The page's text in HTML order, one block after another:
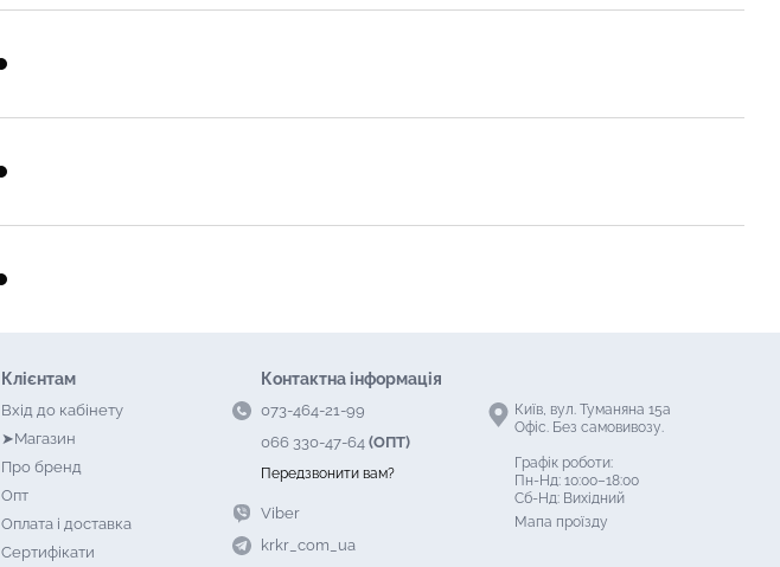
Клієнтам
Вхід до кабінету
➤Магазин
Про бренд
Опт
Оплата і доставка
Сертифікати
Контактна інформація
073-464-21-99
066 330-47-64 (ОПТ)
Передзвонити вам?
Viber
krkr_com_ua
Київ, вул. Туманяна 15а
Офіс. Без самовивозу.
Графік роботи:
Пн-Нд: 10:00–18:00
Сб-Нд: Вихідний
Мапа проїзду